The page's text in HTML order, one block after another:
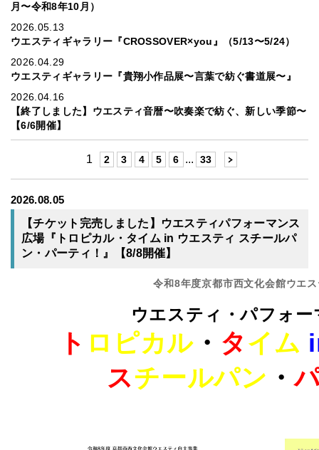
月〜令和8年10月）
2026.05.13
ウエスティギャラリー『CROSSOVER×you』（5/13〜5/24）
2026.04.29
ウエスティギャラリー『貴翔小作品展〜言葉で紡ぐ書道展〜』
2026.04.16
【終了しました】ウエスティ音暦〜吹奏楽で紡ぐ、新しい季節〜
【6/6開催】
1 2 3 4 5 6 ... 33
2026.08.05
【チケット完売しました】ウエスティパフォーマンス
広場『トロピカル・タイム in ウエスティ スチールパ
ン・パーティ！』【8/8開催】
令和8年度京都市西文化会館ウエ
ウエスティ・パフォー
ト ロピカル ・ タイム
スチールパン ・